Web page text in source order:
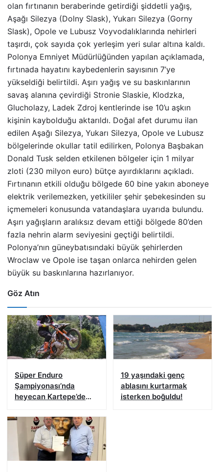
olan fırtınanın beraberinde getirdiği şiddetli yağış,
Aşağı Silezya (Dolny Slask), Yukarı Silezya (Gorny
Slask), Opole ve Lubusz Voyvodalıklarında nehirleri
taşırdı, çok sayıda çok yerleşim yeri sular altına kaldı.
Polonya Emniyet Müdürlüğünden yapılan açıklamada,
fırtınada hayatını kaybedenlerin sayısının 7’ye
yükseldiği belirtildi. Aşırı yağış ve su baskınlarının
savaş alanına çevirdiği Stronie Slaskie, Klodzka,
Glucholazy, Ladek Zdroj kentlerinde ise 10’u aşkın
kişinin kaybolduğu aktarıldı. Doğal afet durumu ilan
edilen Aşağı Silezya, Yukarı Silezya, Opole ve Lubusz
bölgelerinde okullar tatil edilirken, Polonya Başbakan
Donald Tusk selden etkilenen bölgeler için 1 milyar
zloti (230 milyon euro) bütçe ayırdıklarını açıkladı.
Fırtınanın etkili olduğu bölgede 60 bine yakın aboneye
elektrik verilemezken, yetkililer şehir şebekesinden su
içmemeleri konusunda vatandaşlara uyarıda bulundu.
Aşırı yağışların aralıksız devam ettiği bölgede 80’den
fazla nehrin alarm seviyesini geçtiği belirtildi.
Polonya’nın güneybatısındaki büyük şehirlerden
Wroclaw ve Opole ise taşan onlarca nehirden gelen
büyük su baskınlarına hazırlanıyor.
Göz Atın
Süper Enduro
Şampiyonası’nda
heyecan Kartepe’de
19 yaşındaki genç
ablasını kurtarmak
isterken boğuldu!